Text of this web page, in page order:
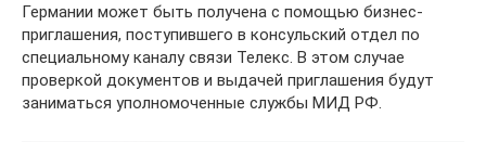
Германии может быть получена с помощью бизнес-
приглашения, поступившего в консульский отдел по
специальному каналу связи Телекс. В этом случае
проверкой документов и выдачей приглашения будут
заниматься уполномоченные службы МИД РФ.